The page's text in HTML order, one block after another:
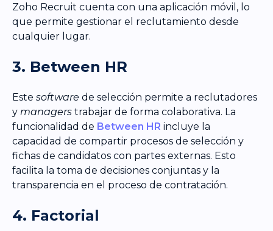
Zoho Recruit cuenta con una aplicación móvil, lo
que permite gestionar el reclutamiento desde
cualquier lugar.
3. Between HR
Este software de selección permite a reclutadores
y managers trabajar de forma colaborativa. La
funcionalidad de Between HR incluye la
capacidad de compartir procesos de selección y
fichas de candidatos con partes externas. Esto
facilita la toma de decisiones conjuntas y la
transparencia en el proceso de contratación.
4. Factorial